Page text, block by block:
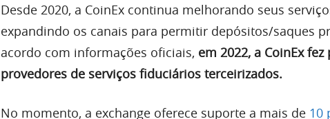
Desde 2020, a CoinEx continua melhorando seus
expandindo os canais para permitir depósitos/saques
acordo com informações oficiais, em 2022, a CoinEx
provedores de serviços fiduciários terceirizados.
No momento, a exchange oferece suporte a mais de 10